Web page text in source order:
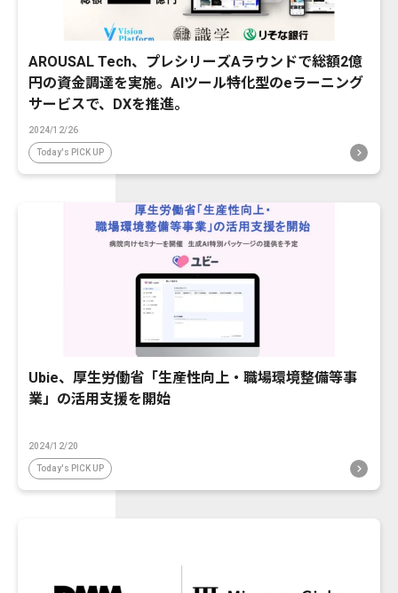
AROUSAL Tech、プレシリーズAラウンドで総額2億
円の資金調達を実施。AIツール特化型のeラーニング
サービスで、DXを推進。
2024/12/26
Today's PICK UP
Ubie、厚生労働省「生産性向上・職場環境整備等事
業」の活用支援を開始
2024/12/20
Today's PICK UP